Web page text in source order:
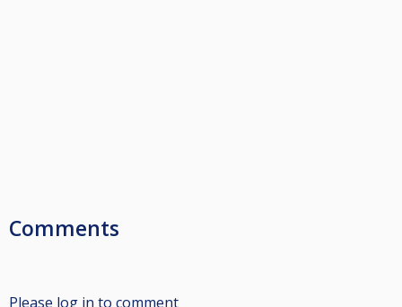
Comments
Please log in to comment